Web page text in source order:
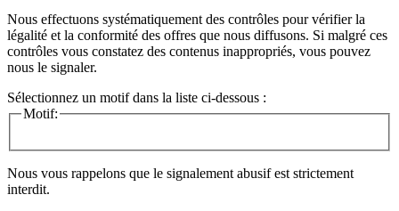
Nous effectuons systématiquement des contrôles pour vérifier la
légalité et la conformité des offres que nous diffusons. Si malgré ces
contrôles vous constatez des contenus inappropriés, vous pouvez
nous le signaler.
Sélectionnez un motif dans la liste ci-dessous :
Motif:
Nous vous rappelons que le signalement abusif est strictement
interdit.